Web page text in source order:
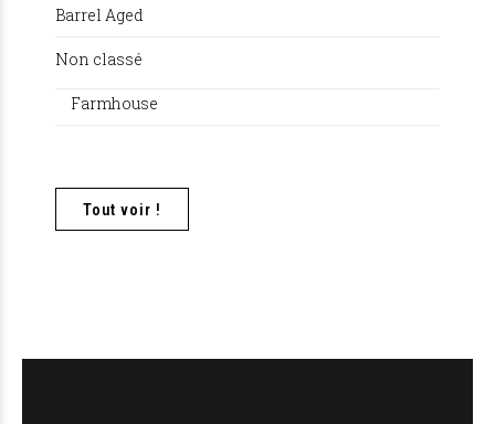
Barrel Aged
Non classé
Farmhouse
Tout voir !